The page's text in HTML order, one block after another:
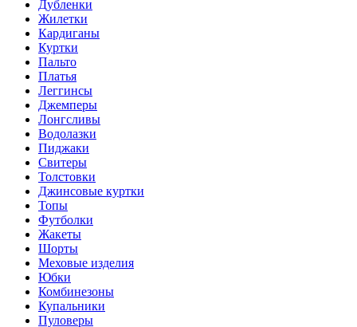
Дубленки
Жилетки
Кардиганы
Куртки
Пальто
Платья
Леггинсы
Джемперы
Лонгсливы
Водолазки
Пиджаки
Свитеры
Толстовки
Джинсовые куртки
Топы
Футболки
Жакеты
Шорты
Меховые изделия
Юбки
Комбинезоны
Купальники
Пуловеры